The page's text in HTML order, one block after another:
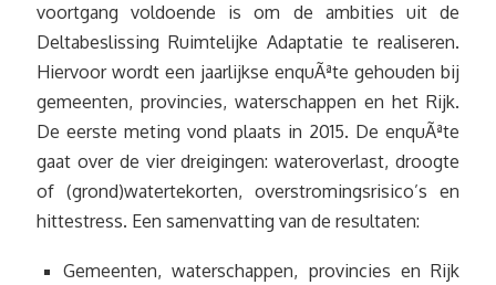
voortgang voldoende is om de ambities uit de
Deltabeslissing Ruimtelijke Adaptatie te realiseren.
Hiervoor wordt een jaarlijkse enquÃªte gehouden bij
gemeenten, provincies, waterschappen en het Rijk.
De eerste meting vond plaats in 2015. De enquÃªte
gaat over de vier dreigingen: wateroverlast, droogte
of (grond)watertekorten, overstromingsrisico’s en
hittestress. Een samenvatting van de resultaten:
Gemeenten, waterschappen, provincies en Rijk